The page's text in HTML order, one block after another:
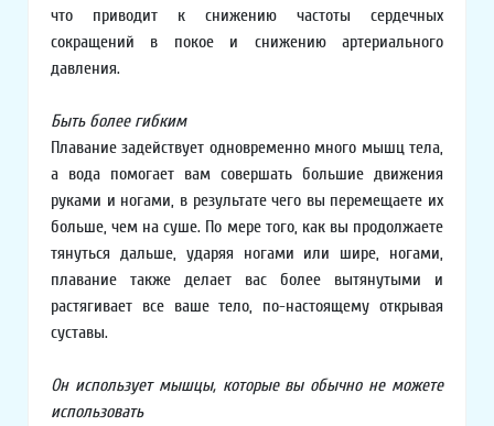
что приводит к снижению частоты сердечных
сокращений в покое и снижению артериального
давления.
Быть более гибким
Плавание задействует одновременно много мышц тела,
а вода помогает вам совершать большие движения
руками и ногами, в результате чего вы перемещаете их
больше, чем на суше. По мере того, как вы продолжаете
тянуться дальше, ударяя ногами или шире, ногами,
плавание также делает вас более вытянутыми и
растягивает все ваше тело, по-настоящему открывая
суставы.
Он использует мышцы, которые вы обычно не можете
использовать